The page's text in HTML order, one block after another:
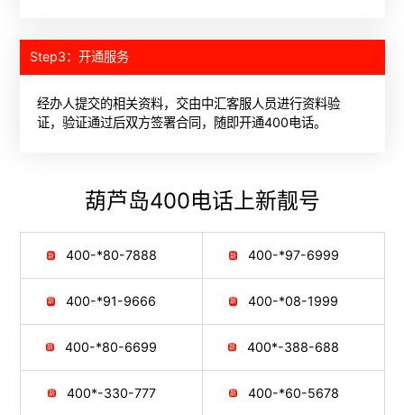
Step3：开通服务
经办人提交的相关资料，交由中汇客服人员进行资料验
证，验证通过后双方签署合同，随即开通400电话。
葫芦岛400电话 上新靓号
400-*80-7888 400-*97-6999
400-*91-9666 400-*08-1999
400-*80-6699 400*-388-688
400*-330-777 400-*60-5678